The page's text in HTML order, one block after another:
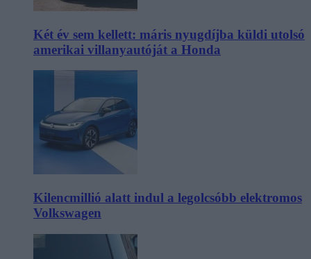
Két év sem kellett: máris nyugdíjba küldi utolsó
amerikai villanyautóját a Honda
Kilencmillió alatt indul a legolcsóbb elektromos
Volkswagen